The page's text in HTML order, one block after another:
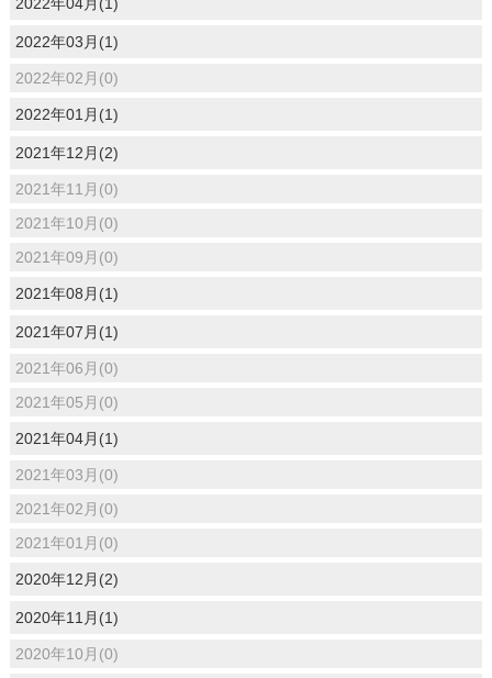
2022年03月(1)
2022年02月(0)
2022年01月(1)
2021年12月(2)
2021年11月(0)
2021年10月(0)
2021年09月(0)
2021年08月(1)
2021年07月(1)
2021年06月(0)
2021年05月(0)
2021年04月(1)
2021年03月(0)
2021年02月(0)
2021年01月(0)
2020年12月(2)
2020年11月(1)
2020年10月(0)